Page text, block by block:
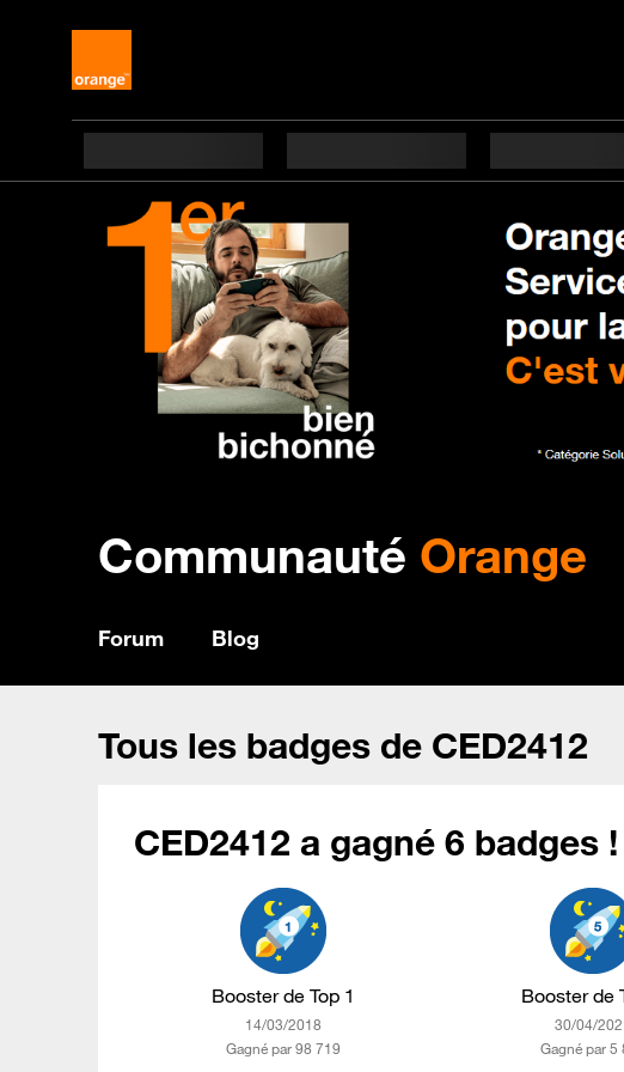
Communauté Orange
Forum Blog
Tous les badges de CED2412
CED2412 a gagné 6 badges !
Booster de Top 1
‎14/03/2018
Gagné par 98 719
Booster de
‎30/04/
Gagné par 5